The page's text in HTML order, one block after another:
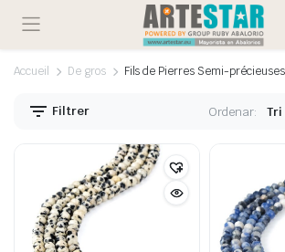
Accueil De gros Fils de Pierres Semi-précieuses
Filtrer Ordenar: